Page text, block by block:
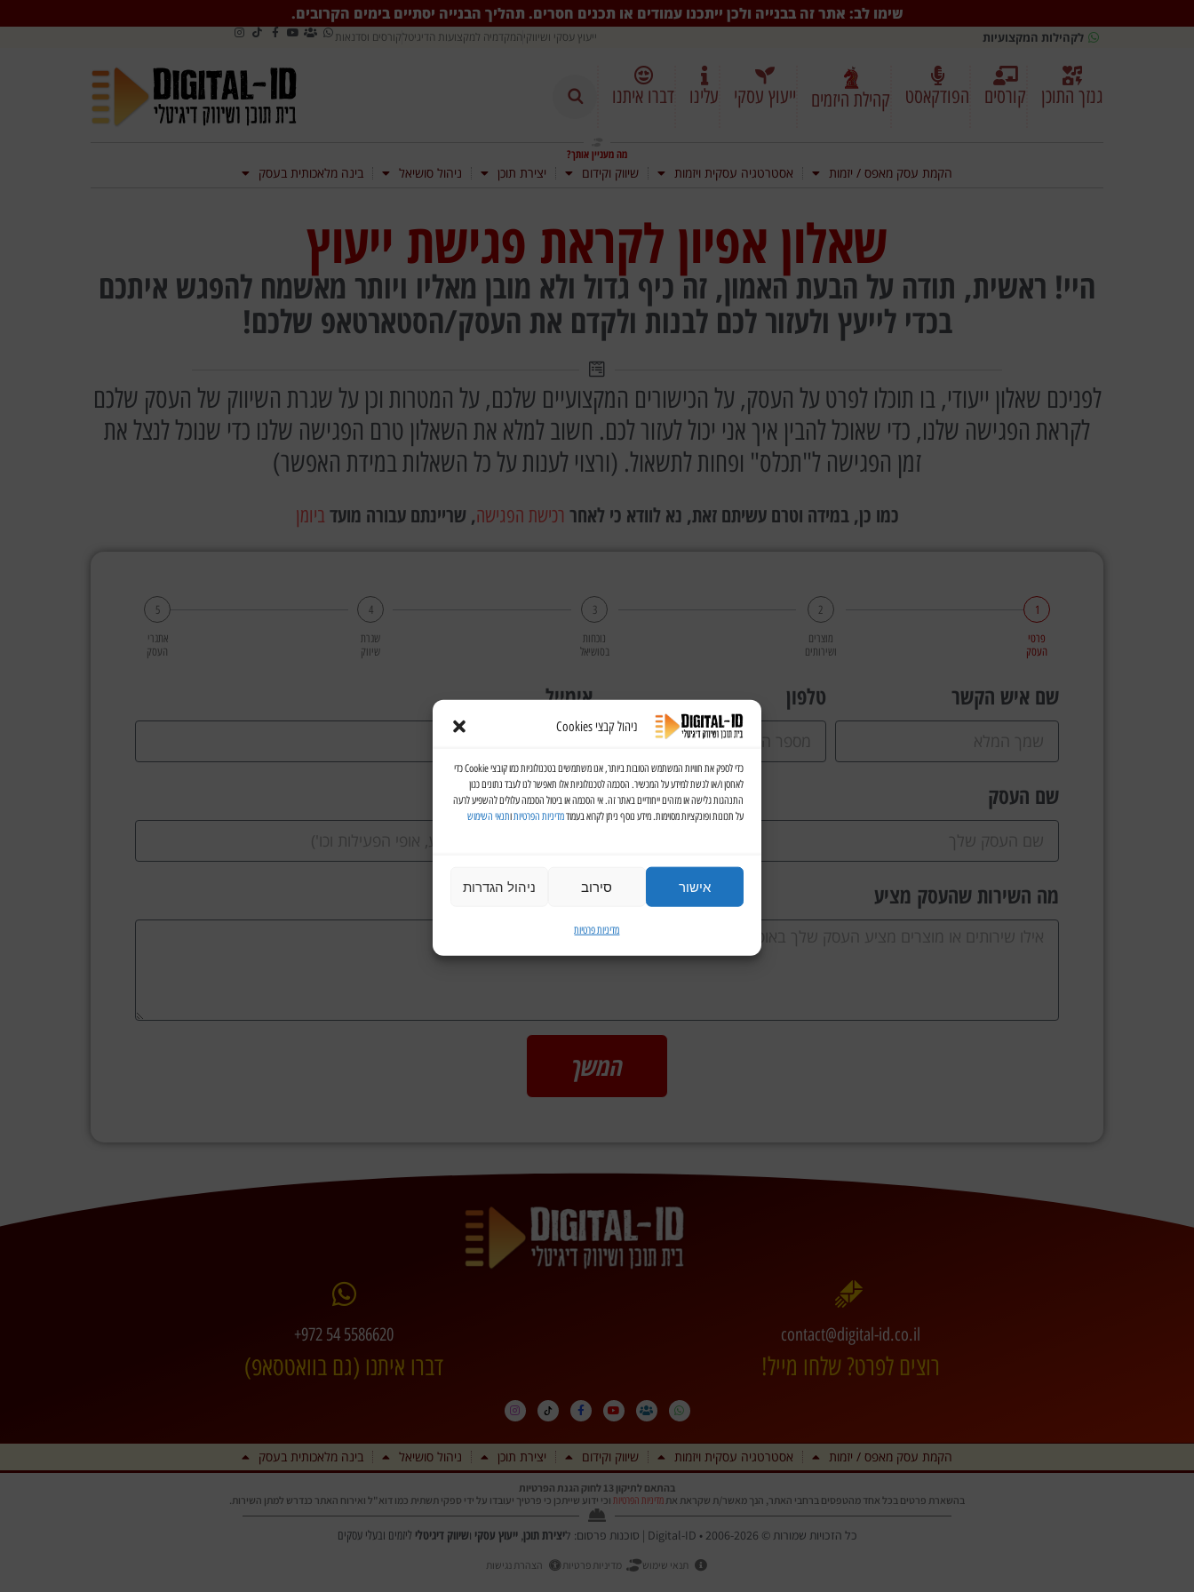
ניהול קבצי Cookies
כדי לספק את חוויות המשתמש הטובות ביותר, אנו משתמשים בטכנולוגיות כמו קובצי Cookie כדי
לאחסן ו/או לגשת למידע על המכשיר. הסכמה לטכנולוגיות אלו תאפשר לנו לעבד נתונים כגון
התנהגות גלישה או מזהים ייחודיים באתר זה. אי הסכמה או ביטול הסכמה עלולים להשפיע לרעה
על תכונות ופונקציות מסוימות. מידע נוסף ניתן לקרוא בעמודמדיניות הפרטיותותנאי השימוש
אישור סירוב ניהול הגדרות
מדיניות פרטיות
שימו לב: אתר זה בבנייה ולכן ייתכנו עמודים או תכנים חסרים. תהליך הבנייה יסתיים בימים הקרובים.
ייעוץ עסקי ושיווקיהמקדמיה למקצועות הדיגיטלקורסים וסדנאות לקהילות המקצועיות
גנזך התוכן קורסים הפודקאסט קהילת היזמים ייעוץ עסקי עלינו דברו איתנו
מה מעניין אותך?
הקמת עסק מאפס / יזמות אסטרטגיה עסקית ויזמות שיווק וקידום יצירת תוכן ניהול סושיאל בינה מלאכותית בעסק
שאלון אפיון לקראת פגישת ייעוץ
היי! ראשית, תודה על הבעת האמון, זה כיף גדול ולא מובן מאליו ויותר מאשמח להפגש איתכם
בכדי לייעץ ולעזור לכם לבנות ולקדם את העסק/הסטארטאפ שלכם!
לפניכם שאלון ייעודי, בו תוכלו לפרט על העסק, על הכישורים המקצועיים שלכם, על המטרות וכן על שגרת השיווק של העסק שלכם
לקראת הפגישה שלנו, כדי שאוכל להבין איך אני יכול לעזור לכם. חשוב למלא את השאלון טרם הפגישה שלנו כדי שנוכל לנצל את
זמן הפגישה ל"תכלס" ופחות לתשאול. (ורצוי לענות על כל השאלות במידת האפשר)
כמו כן, במידה וטרם עשיתם זאת, נא לוודא כי לאחר רכישת הפגישה, שריינתם עבורה מועד ביומן
1
פרטי
העסק
2
מוצרים
ושירותים
3
נוכחות
בסושיאל
4
שגרת
שיווק
5
אתגרי
העסק
שם איש הקשר טלפון אימייל
שם העסק תחום העסק
מה השירות שהעסק מציע
המשך
contact@digital-id.co.il
רוצים לפרט? שלחו מייל!
+972 54 5586620
דברו איתנו (גם בוואטסאפ)
הקמת עסק מאפס / יזמות אסטרטגיה עסקית ויזמות שיווק וקידום יצירת תוכן ניהול סושיאל בינה מלאכותית בעסק
בהתאם לתיקון 13 לחוק הגנת הפרטיות
בהשארת פרטים בכל אחד מהטפסים ברחבי האתר, הנך מאשר/ת שקראת את מדיניות הפרטיות וכי ידוע שייתכן כי פרטיך יעובדו על ידי ספקי תשתית כמו דוא"ל ואירוח האתר כנדרש למתן השירות.
כל הזכויות שמורות © 2006-2026 • Digital-ID | סוכנות פרסום: ל יצירת תוכן,ייעוץ עסקי ושיווק דיגיטלי ליזמים ובעלי עסקים
תנאי שימוש מדיניות פרטיות הצהרת נגישות